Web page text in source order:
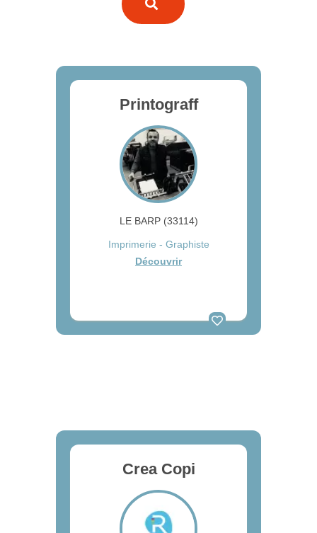
Printograff
LE BARP (33114)
Imprimerie - Graphiste
Découvrir
Crea Copi